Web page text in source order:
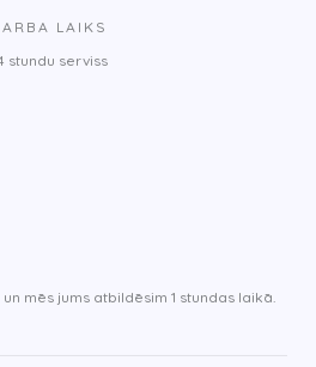
LAIKS
stundu serviss
mēs jums atbildēsim 1 stundas laikā.